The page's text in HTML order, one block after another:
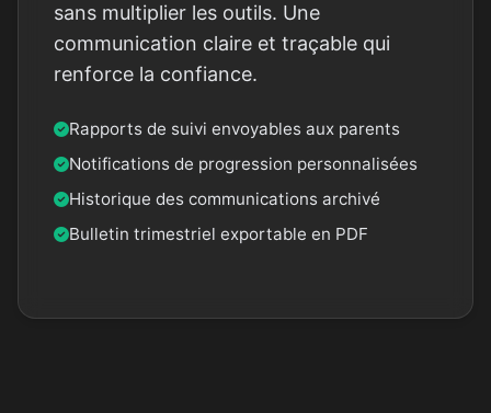
sans multiplier les outils. Une
communication claire et traçable qui
renforce la confiance.
Rapports de suivi envoyables aux parents
Notifications de progression personnalisées
Historique des communications archivé
Bulletin trimestriel exportable en PDF